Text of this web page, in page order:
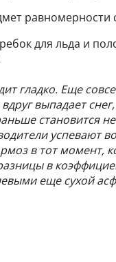
равномерности
для льда и
гладко. Еще
выпадает
становится
успевают
в тот момент,
в
еще сухой